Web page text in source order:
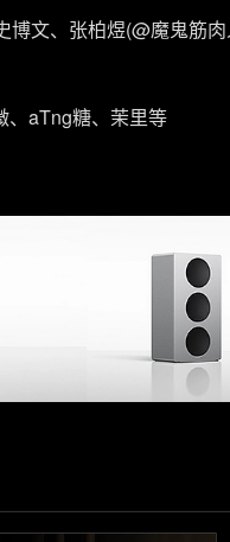
博文、张柏煜(@魔鬼筋
、aTng糖、茉里等